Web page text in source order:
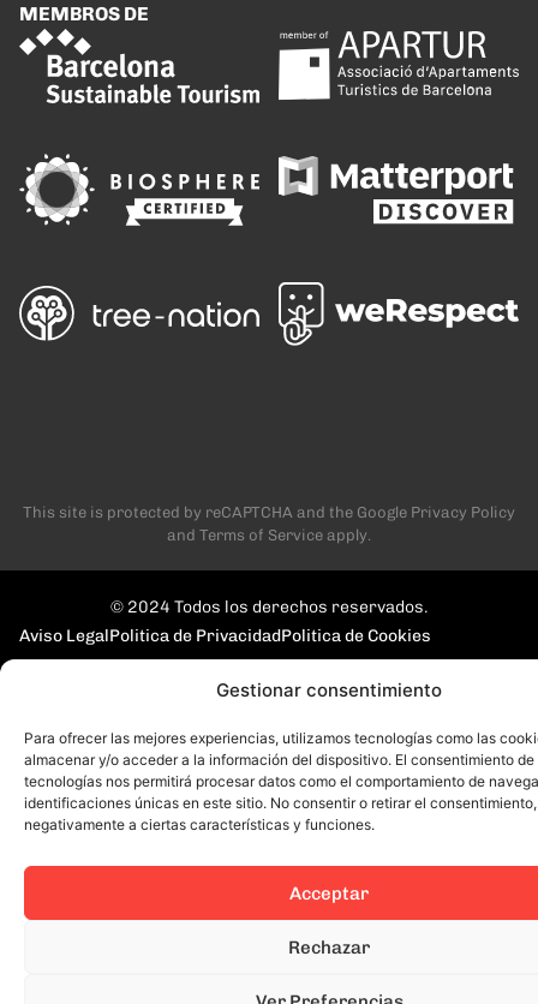
Gestionar consentimiento
Para ofrecer las mejores experiencias, utilizamos tecnologías como las
almacenar y/o acceder a la información del dispositivo. El consentimiento de
tecnologías nos permitirá procesar datos como el comportamiento de
identificaciones únicas en este sitio. No consentir o retirar el
negativamente a ciertas características y funciones.
Acceptar
Rechazar
MEMBROS DE
This site is protected by reCAPTCHA and the Google Privacy Policy
and Terms of Service apply.
© 2024 Todos los derechos reservados.
Aviso LegalPolitica de PrivacidadPolitica de Cookies